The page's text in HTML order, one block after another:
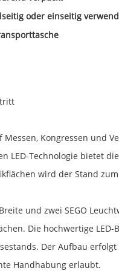
oder einseitig
Kongressen und
Technologie bietet
wird der Stand
und zwei SEGO
Die hochwertige
Der Aufbau
Handhabung erlaubt.